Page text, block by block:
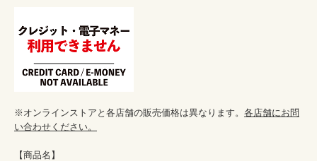
※オンラインストアと各店舗の販売価格は異なります。 各店舗にお問
い合わせください。
【商品名】